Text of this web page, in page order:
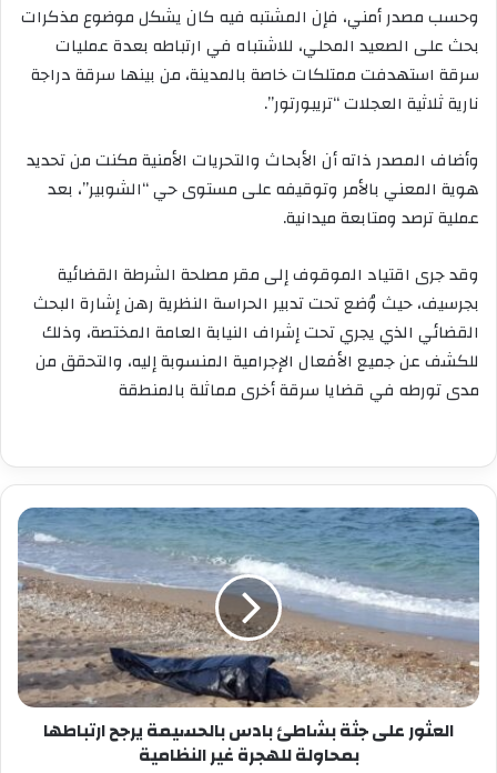
وحسب مصدر أمني، فإن المشتبه فيه كان يشكل موضوع مذكرات
بحث على الصعيد المحلي، للاشتباه في ارتباطه بعدة عمليات
سرقة استهدفت ممتلكات خاصة بالمدينة، من بينها سرقة دراجة
نارية ثلاثية العجلات “تريبورتور”.
وأضاف المصدر ذاته أن الأبحاث والتحريات الأمنية مكنت من تحديد
هوية المعني بالأمر وتوقيفه على مستوى حي “الشوبير”، بعد
عملية ترصد ومتابعة ميدانية.
وقد جرى اقتياد الموقوف إلى مقر مصلحة الشرطة القضائية
بجرسيف، حيث وُضع تحت تدبير الحراسة النظرية رهن إشارة البحث
القضائي الذي يجري تحت إشراف النيابة العامة المختصة، وذلك
للكشف عن جميع الأفعال الإجرامية المنسوبة إليه، والتحقق من
مدى تورطه في قضايا سرقة أخرى مماثلة بالمنطقة
العثور
على
جثة
بشاطئ
بادس
بالحسيمة
يرجح
ارتباطها
بمحاولة
للهجرةالعثور على جثة بشاطئ بادس بالحسيمة يرجح ارتباطها
بمحاولة للهجرة غير النظامية